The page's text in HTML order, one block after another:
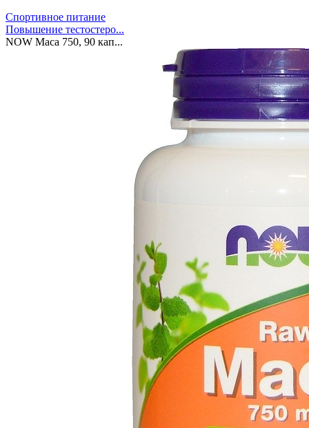
Спортивное питание
Повышение тестостеро...
NOW Maca 750, 90 кап...